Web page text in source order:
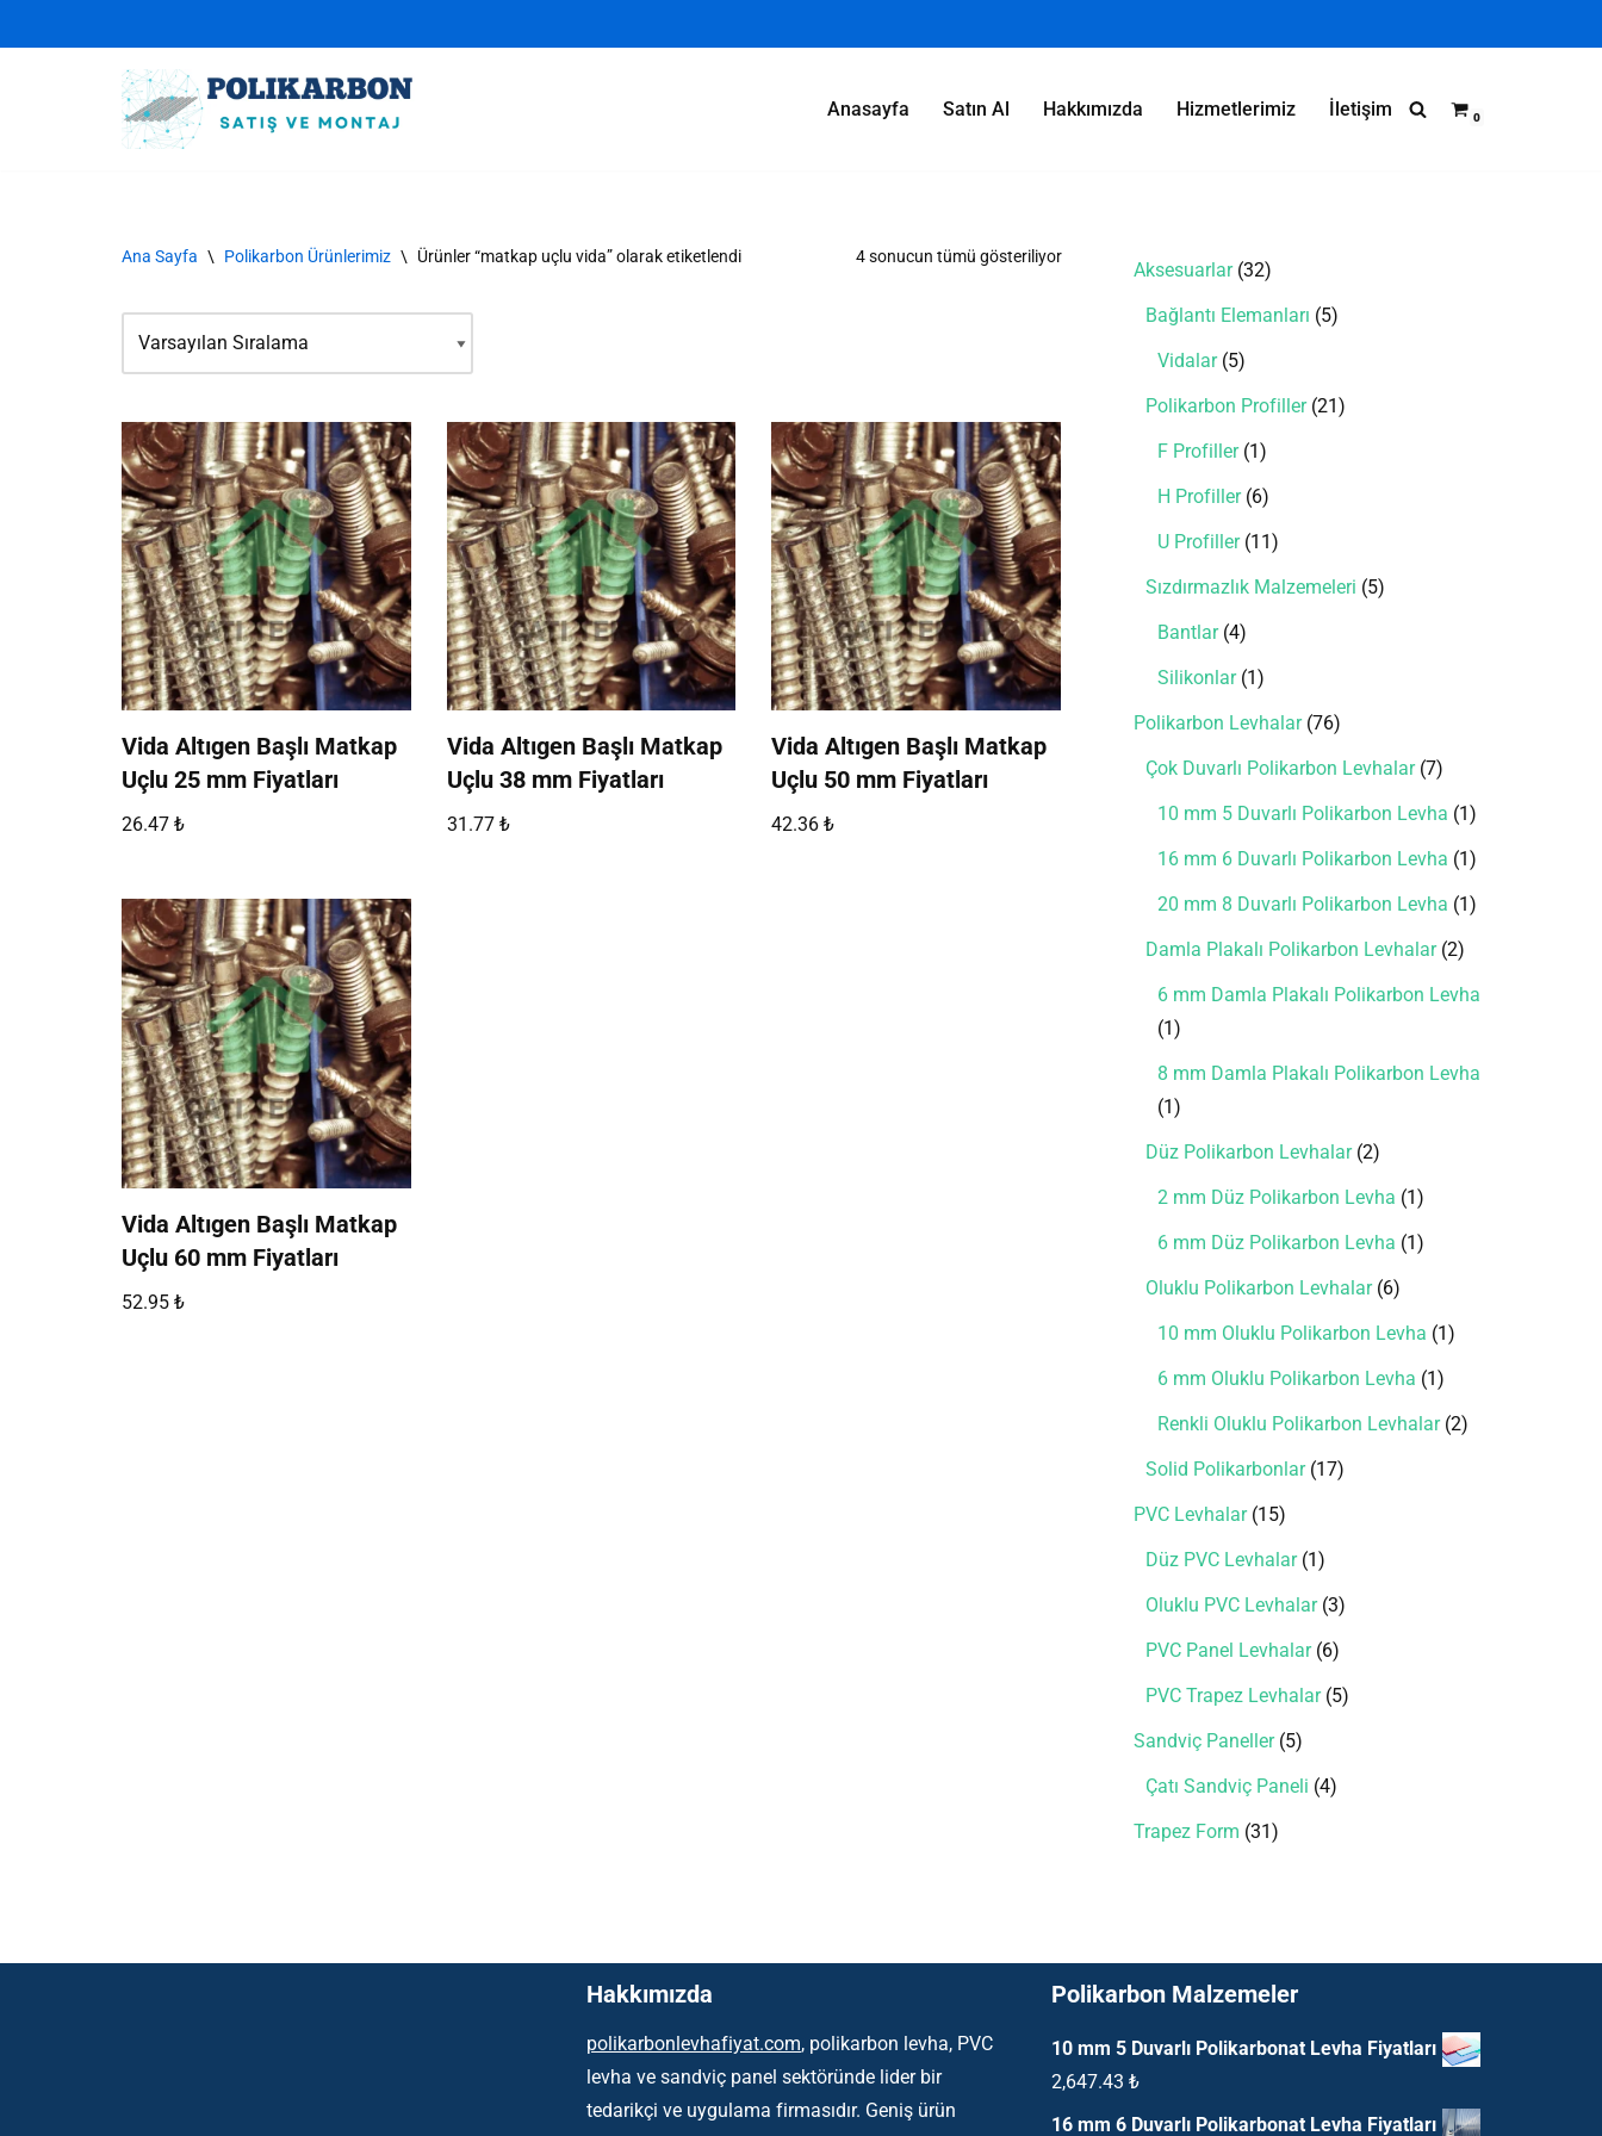
Anasayfa Satın Al Hakkımızda Hizmetlerimiz İletişim 0
Ana Sayfa \ Polikarbon Ürünlerimiz \ Ürünler “matkap uçlu vida” olarak etiketlendi 4 sonucun tümü gösteriliyor
Vida Altıgen Başlı Matkap
Uçlu 25 mm Fiyatları
26.47 ₺
Vida Altıgen Başlı Matkap
Uçlu 38 mm Fiyatları
31.77 ₺
Vida Altıgen Başlı Matkap
Uçlu 50 mm Fiyatları
42.36₺
Vida Altıgen Başlı Matkap
Uçlu 60 mm Fiyatları
52.95 ₺
Aksesuarlar 32
Bağlantı Elemanları 5
Vidalar 5
Polikarbon Profiller 21
F Profiller 1
H Profiller 6
U Profiller 11
Sızdırmazlık Malzemeleri 5
Bantlar 4
Silikonlar 1
Polikarbon Levhalar 76
Çok Duvarlı Polikarbon Levhalar 7
10 mm 5 Duvarlı Polikarbon Levha 1
16 mm 6 Duvarlı Polikarbon Levha 1
20 mm 8 Duvarlı Polikarbon Levha 1
Damla Plakalı Polikarbon Levhalar 2
6 mm Damla Plakalı Polikarbon Levha
1
8 mm Damla Plakalı Polikarbon Levha
1
Düz Polikarbon Levhalar 2
2 mm Düz Polikarbon Levha 1
6 mm Düz Polikarbon Levha 1
Oluklu Polikarbon Levhalar 6
10 mm Oluklu Polikarbon Levha 1
6 mm Oluklu Polikarbon Levha 1
Renkli Oluklu Polikarbon Levhalar 2
Solid Polikarbonlar 17
PVC Levhalar 15
Düz PVC Levhalar 1
Oluklu PVC Levhalar 3
PVC Panel Levhalar 6
PVC Trapez Levhalar 5
Sandviç Paneller 5
Çatı Sandviç Paneli 4
Trapez Form 31
Hakkımızda
polikarbonlevhafiyat.com, polikarbon levha, PVC
levha ve sandviç panel sektöründe lider bir
tedarikçi ve uygulama firmasıdır. Geniş ürün
Polikarbon Malzemeler
10 mm 5 Duvarlı Polikarbonat Levha Fiyatları
2,647.43 ₺
16 mm 6 Duvarlı Polikarbonat Levha Fiyatları